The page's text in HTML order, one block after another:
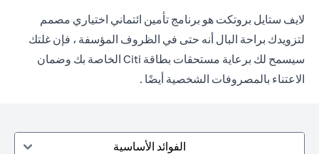
لايف ستايل بروتكت هو برنامج تأمين ائتماني اختياري مصمم
لتزويدك براحة البال أنه حتى في الظروف المؤسفة ، فإن غلتك
سيسمح لك برعاية مستحقات بطاقة Citi الخاصة بك وضمان
الاعتناء بالمصروفات الشخصية أيضًا .
الفوائد الأساسية